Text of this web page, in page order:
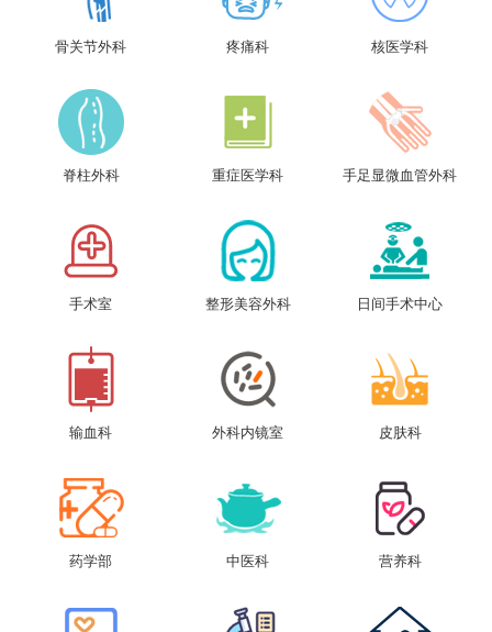
骨关节外科 疼痛科 核医学科
脊柱外科 重症医学科 手足显微血管外科
手术室 整形美容外科 日间手术中心
输血科 外科内镜室 皮肤科
药学部 中医科 营养科